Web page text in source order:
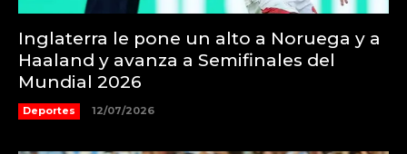
Inglaterra le pone un alto a Noruega y a
Haaland y avanza a Semifinales del
Mundial 2026
Deportes 12/07/2026